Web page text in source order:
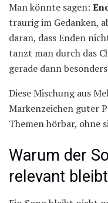
Man könnte sagen:
traurig im Gedanken,
daran, dass Enden
tanzt man durch das
gerade dann
Diese Mischung aus
Markenzeichen guter
Themen hörbar, ohne
Warum der
relevant bleibt